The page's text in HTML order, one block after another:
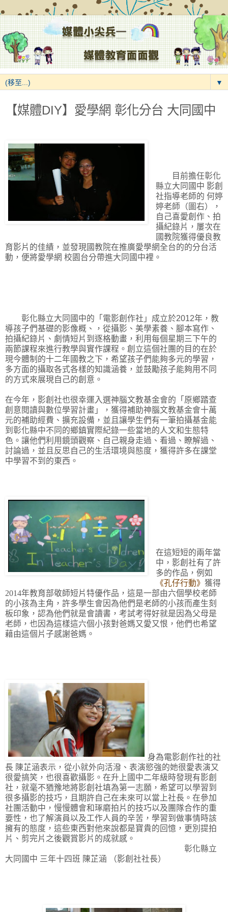
▼
【媒體DIY】愛學網 彰化分台 大同國中
目前擔任彰化
縣立大同國中 影創
社指導老師的 何婷
婷老師（圖右），
自己喜愛創作、拍
攝紀錄片，屢次在
國教院獲得優良教
育影片的佳績，並發現國教院在推廣愛學網全台的的分台活
動，便將愛學網 校園台分帶進大同國中裡。
彰化縣立大同國中的「電影創作社」成立於2012年，教
導孩子們基礎的影像概、，從攝影、美學素養、腳本寫作、
拍攝紀錄片、劇情短片到逐格動畫，利用每個星期三下午的
兩節課程來進行教學與實作課程。創立這個社團的目的在於
現今體制的十二年國教之下，希望孩子們能夠多元的學習，
多方面的攝取各式各樣的知識涵養，並鼓勵孩子能夠用不同
的方式來展現自己的創意。
在今年，影創社也很幸運入選神腦文教基金會的「原鄉踏查
創意閱讀與數位學習計畫」，獲得補助神腦文教基金會十萬
元的補助經費、擴充設備，並且讓學生們有一筆拍攝基金能
到彰化縣中不同的鄉鎮實際紀錄一些當地的人文和生態特
色。讓他們利用鏡頭觀察、自己親身走過、看過、瞭解過、
討論過，並且反思自己的生活環境與態度，獲得許多在課堂
中學習不到的東西。
在這短短的兩年當
中，影創社有了許
多的作品，例如
《孔仔行動》 獲得
2014年教育部敬師短片特優作品，這是一部由六個學校老師
的小孩為主角，許多學生會因為他們是老師的小孩而產生刻
板印象，認為他們就是會讀書，考試考得好就是因為父母是
老師，也因為這樣這六個小孩對爸媽又愛又恨，他們也希望
藉由這個片子感謝爸媽。
身為電影創作社的社
長 陳芷涵表示，從小就外向活潑、表演慾強的她很愛表演又
很愛搞笑，也很喜歡攝影。在升上國中二年級時發現有影創
社，就毫不猶豫地將影創社填為第一志願，希望可以學習到
很多攝影的技巧 ，且期許自己在未來可以當上社長 。在參加
社團活動中，慢慢體會和琢磨拍片的技巧以及團隊合作的重
要性，也了解演員以及工作人員的辛苦，學習到做事情時該
擁有的態度，這些東西對他來說都是寶貴的回憶，更別提拍
片、剪完片之後觀賞影片的成就感。
彰化縣立
大同國中 三年十四班 陳芷涵 （影創社社長）